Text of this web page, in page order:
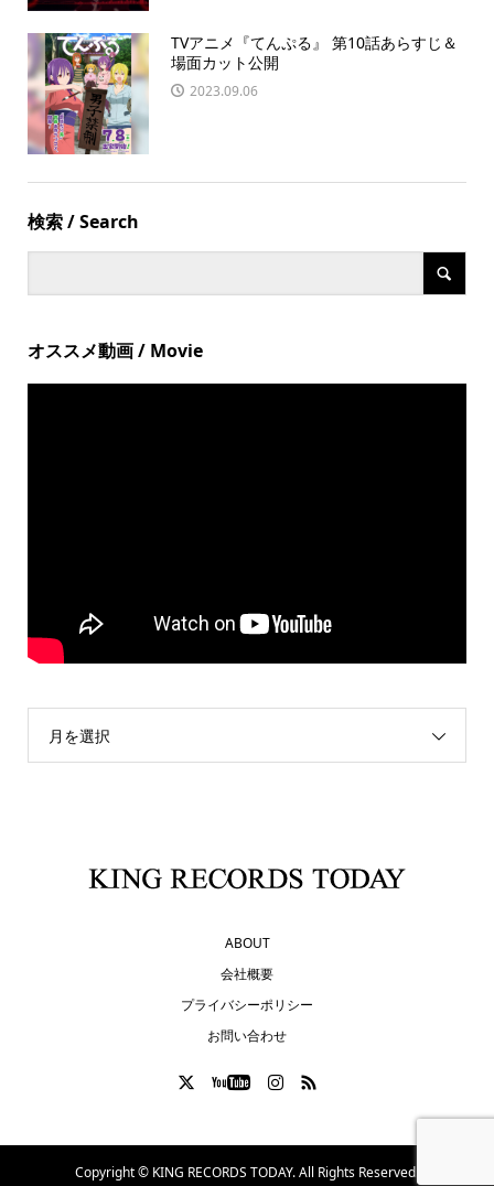
TVアニメ『てんぷる』 第10話あらすじ＆
場面カット公開
2023.09.06
検索 / Search
オススメ動画 / Movie
月を選択
ABOUT
会社概要
プライバシーポリシー
お問い合わせ
Copyright © KING RECORDS TODAY. All Rights Reserved.